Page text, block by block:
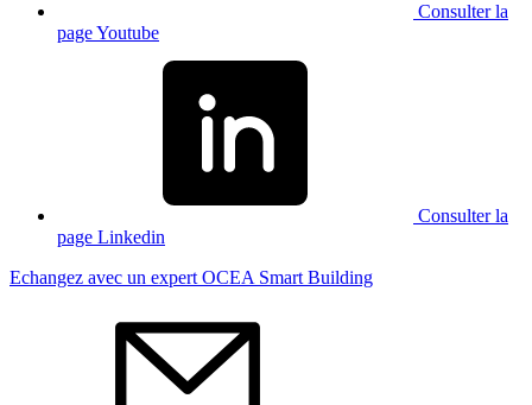
Consulter la
page Youtube
Consulter la
page Linkedin
Echangez avec un expert OCEA Smart Building